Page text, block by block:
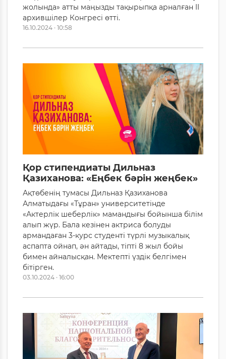
жолында» атты маңызды тақырыпқа арналған II
архившілер Конгресі өтті.
16.10.2024 · 10:58
Қор стипендиаты Дильназ
Қазиханова: «Еңбек бәрін жеңбек»
Ақтөбенің тумасы Дильназ Қазиханова
Алматыдағы «Тұран» университетінде
«Актерлік шеберлік» мамандығы бойынша білім
алып жүр. Бала кезінен актриса болуды
армандаған 3-курс студенті түрлі музыкалық
аспапта ойнап, ән айтады, тіпті 8 жыл бойы
бимен айналысқан. Мектепті үздік белгімен
бітірген.
03.10.2024 · 16:00